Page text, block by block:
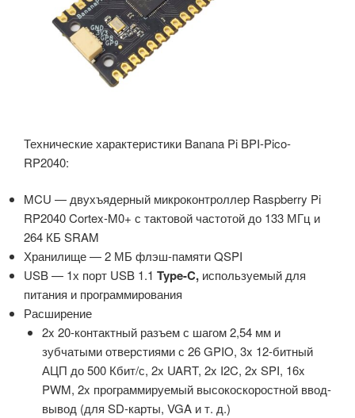
Технические характеристики Banana Pi BPI-Pico-
RP2040:
MCU — двухъядерный микроконтроллер Raspberry Pi
RP2040 Cortex-M0+ с тактовой частотой до 133 МГц и
264 КБ SRAM
Хранилище — 2 МБ флэш-памяти QSPI
USB — 1х порт USB 1.1 Type-C, используемый для
питания и программирования
Расширение
2x 20-контактный разъем с шагом 2,54 мм и
зубчатыми отверстиями с 26 GPIO, 3x 12-битный
АЦП до 500 Кбит/с, 2x UART, 2x I2C, 2x SPI, 16x
PWM, 2x программируемый высокоскоростной ввод-
вывод (для SD-карты, VGA и т. д.)